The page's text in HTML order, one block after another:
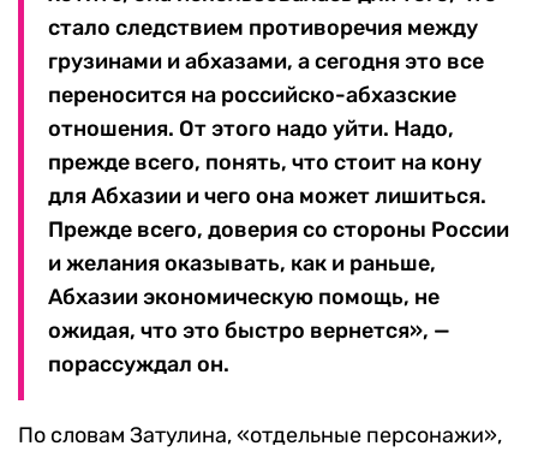
стало следствием противоречия между
грузинами и абхазами, а сегодня это все
переносится на российско-абхазские
отношения. От этого надо уйти. Надо,
прежде всего, понять, что стоит на кону
для Абхазии и чего она может лишиться.
Прежде всего, доверия со стороны России
и желания оказывать, как и раньше,
Абхазии экономическую помощь, не
ожидая, что это быстро вернется», —
порассуждал он.
По словам Затулина, «отдельные персонажи»,